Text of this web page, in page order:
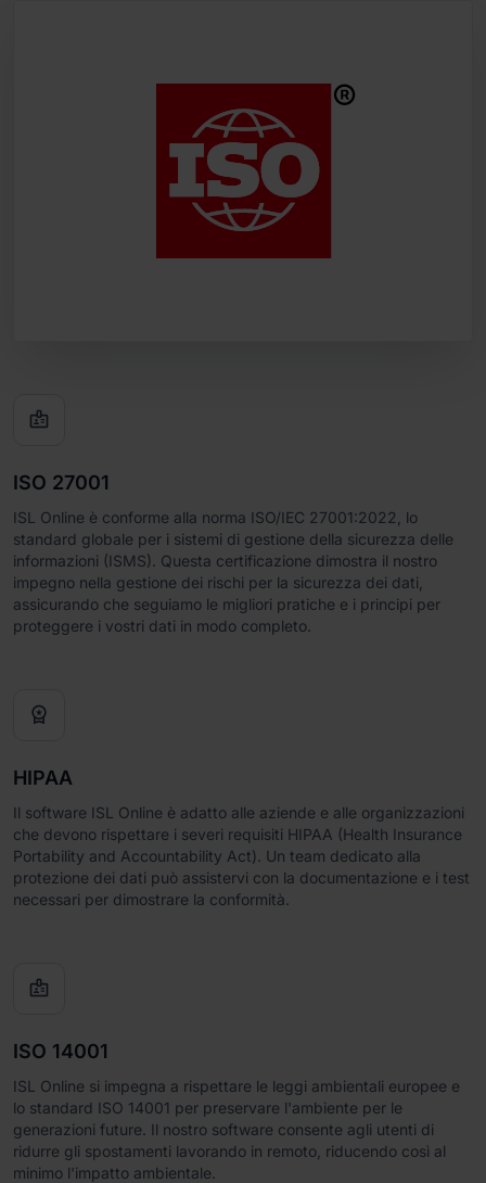

ISO 27001
ISL Online è conforme alla norma ISO/IEC 27001:2022, lo
standard globale per i sistemi di gestione della sicurezza delle
informazioni (ISMS). Questa certificazione dimostra il nostro
impegno nella gestione dei rischi per la sicurezza dei dati,
assicurando che seguiamo le migliori pratiche e i principi per
proteggere i vostri dati in modo completo.

HIPAA
Il software ISL Online è adatto alle aziende e alle organizzazioni
che devono rispettare i severi requisiti HIPAA (Health Insurance
Portability and Accountability Act). Un team dedicato alla
protezione dei dati può assistervi con la documentazione e i test
necessari per dimostrare la conformità.

ISO 14001
ISL Online si impegna a rispettare le leggi ambientali europee e
lo standard ISO 14001 per preservare l'ambiente per le
generazioni future. Il nostro software consente agli utenti di
ridurre gli spostamenti lavorando in remoto, riducendo così al
minimo l'impatto ambientale.